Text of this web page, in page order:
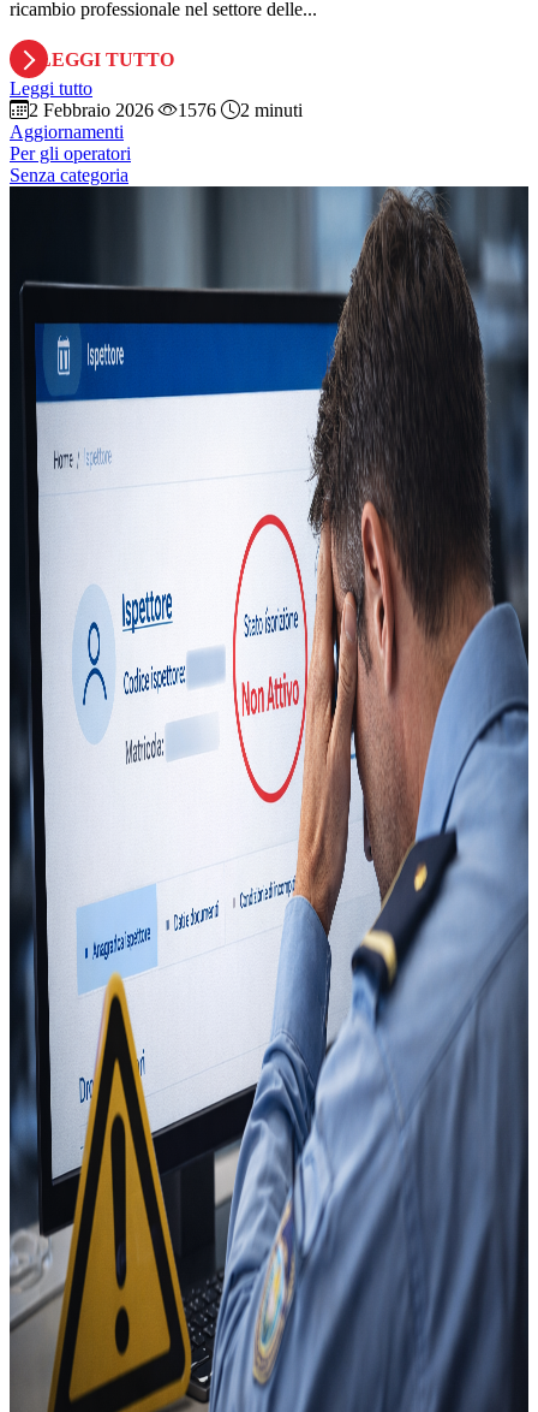
ricambio professionale nel settore delle...
LEGGI TUTTO
Leggi tutto
2 Febbraio 2026
1576
2 minuti
Aggiornamenti
Per gli operatori
Senza categoria